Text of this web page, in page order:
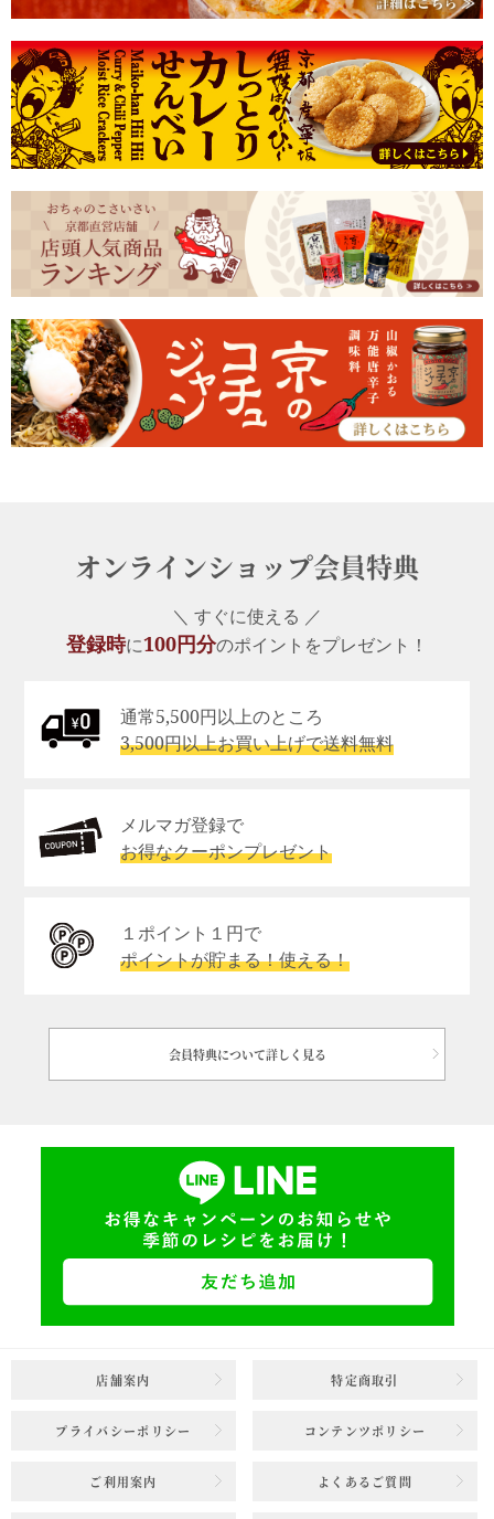
オンラインショップ会員特典
＼ すぐに使える ／
登録時に100円分のポイントをプレゼント！
通常5,500円以上のところ
3,500円以上お買い上げで送料無料
メルマガ登録で
お得なクーポンプレゼント
１ポイント１円で
ポイントが貯まる！使える！
会員特典について詳しく見る
店舗案内 特定商取引
プライバシーポリシー コンテンツポリシー
ご利用案内 よくあるご質問